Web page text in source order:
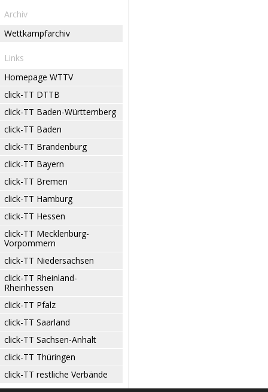
Archiv
Wettkampfarchiv
Links
Homepage WTTV
click-TT DTTB
click-TT Baden-Württemberg
click-TT Baden
click-TT Brandenburg
click-TT Bayern
click-TT Bremen
click-TT Hamburg
click-TT Hessen
click-TT Mecklenburg-
Vorpommern
click-TT Niedersachsen
click-TT Rheinland-
Rheinhessen
click-TT Pfalz
click-TT Saarland
click-TT Sachsen-Anhalt
click-TT Thüringen
click-TT restliche Verbände